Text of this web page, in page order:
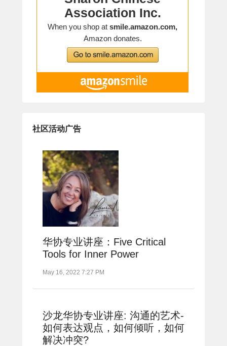
社区活动广告
华协专业讲座：Five Critical
Tools for Inner Power
May 16, 2022 7:27 PM
沙龙华协专业讲座: 沟通的艺术-
如何表达观点，如何倾听，如何
解决冲突?